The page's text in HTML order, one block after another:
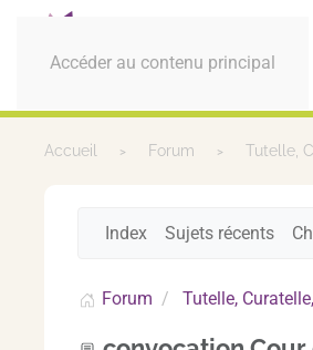
Accéder au contenu principal
Accueil Forum Tutelle,
Index Sujets récents
Forum Tutelle,